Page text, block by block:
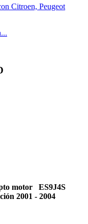
motor ES9J4S
2001 - 2004